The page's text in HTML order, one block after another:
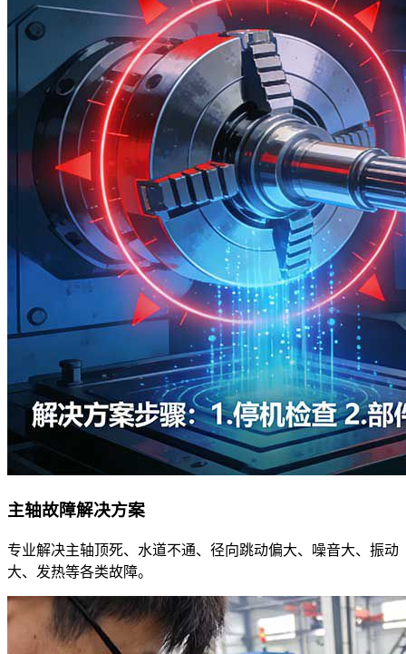
主轴故障解决方案
专业解决主轴顶死、水道不通、径向跳动偏大、噪音大、振动
大、发热等各类故障。